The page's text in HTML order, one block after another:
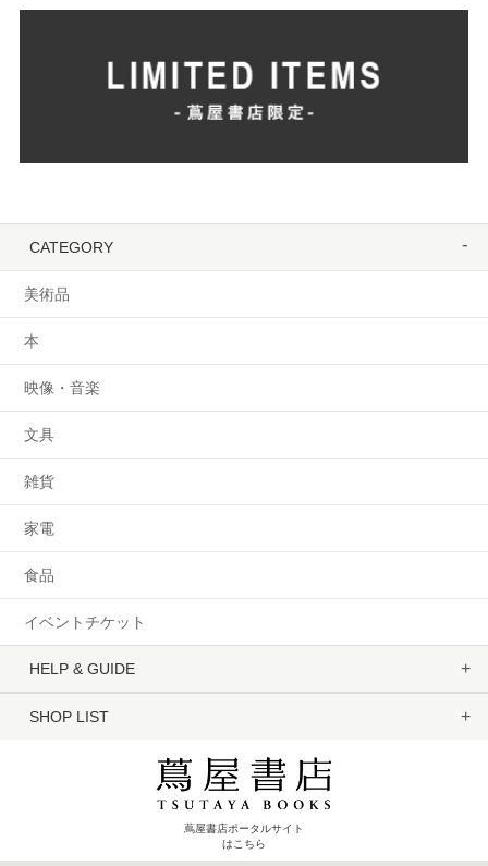
CATEGORY
美術品
本
映像・音楽
文具
雑貨
家電
食品
イベントチケット
HELP & GUIDE
SHOP LIST
蔦屋書店ポータルサイト
はこちら